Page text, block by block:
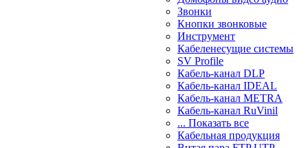
Звонки
Кнопки звонковые
Инструмент
Кабеленесущие системы
SV Profile
Кабель-канал DLP
Кабель-канал IDEAL
Кабель-канал METRA
Кабель-канал RuVinil
... Показать все
Кабельная продукция